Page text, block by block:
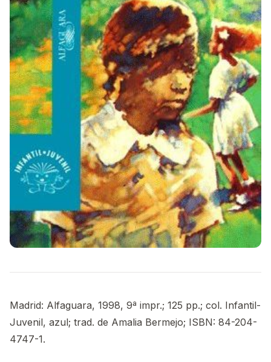
Madrid: Alfaguara, 1998, 9ª impr.; 125 pp.; col. Infantil-
Juvenil, azul; trad. de Amalia Bermejo; ISBN: 84-204-
4747-1.